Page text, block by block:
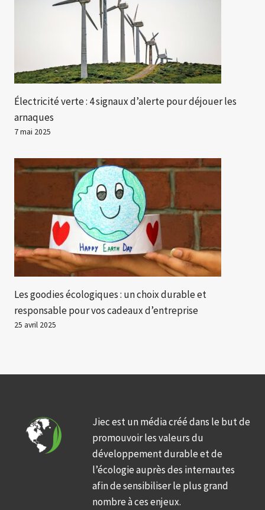
Électricité verte : 4 signaux d’alerte pour déjouer les
arnaques
7 mai 2025
Les goodies écologiques : un choix durable et
responsable pour vos cadeaux d’entreprise
25 avril 2025
Jiec est un média créé dans le but de
promouvoir les valeurs du
développement durable et de
l’écologie auprès des internautes
afin de sensibiliser le plus grand
nombre à ces enjeux.